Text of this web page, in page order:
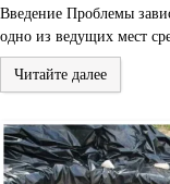
Введение Проблемы
одно из ведущих мест
Читайте далее